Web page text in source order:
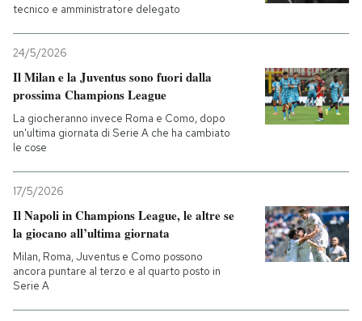
tecnico e amministratore delegato
24/5/2026
Il Milan e la Juventus sono fuori dalla
prossima Champions League
La giocheranno invece Roma e Como, dopo
un'ultima giornata di Serie A che ha cambiato
le cose
17/5/2026
Il Napoli in Champions League, le altre se
la giocano all’ultima giornata
Milan, Roma, Juventus e Como possono
ancora puntare al terzo e al quarto posto in
Serie A